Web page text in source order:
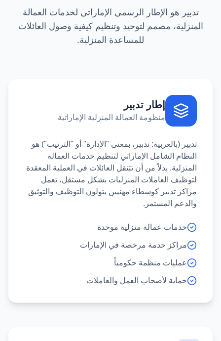
تدبير هو الإطار الرسمي الإماراتي لخدمات العمالة
المنزلية، مصمم لتوحيد وتنظيم كيفية وصول العائلات
للمساعدة المنزلية.
إطار تدبير
منظومة العمالة المنزلية الإماراتية
تدبير (بالعربية: تدبير، بمعنى "الإدارة" أو "الترتيب") هو
النظام الشامل الإماراتي لتنظيم خدمات العمالة
المنزلية. بدلاً من أن تتنقل العائلات في العملية المعقدة
لتوظيف العاملات المنزليات بشكل مستقل، تعمل
مراكز تدبير كوسطاء مهنيين يتولون التوظيف والتوثيق
والدعم المستمر.
خدمات عمالة منزلية موحدة
مراكز خدمة مرخصة في الإمارات
عمليات منظمة حكومياً
حماية لأصحاب العمل والعاملات